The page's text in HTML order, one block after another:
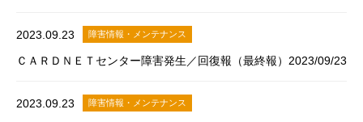
2023.09.23 障害情報・メンテナンス
ＣＡＲＤＮＥＴセンター障害発生／回復報（最終報）2023/09/23
2023.09.23 障害情報・メンテナンス